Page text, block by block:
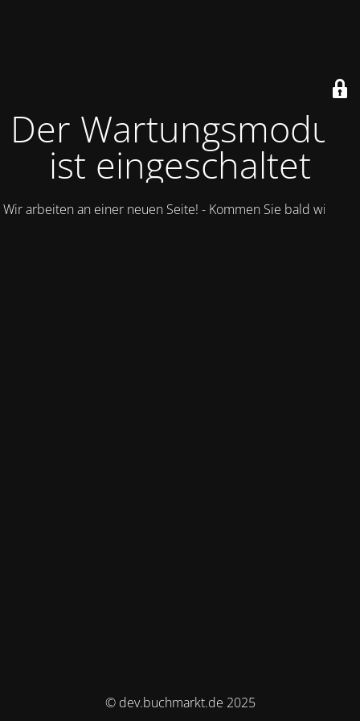
Der Wartungsmodus
ist eingeschaltet
Wir arbeiten an einer neuen Seite! - Kommen Sie bald wieder.
© dev.buchmarkt.de 2025